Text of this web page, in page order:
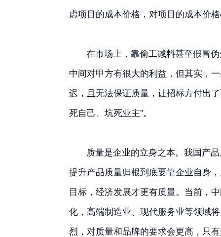
虑项目的成本价格，对项目的成本价
在市场上，靠偷工减料甚至假冒伪
中间对甲方有很大的利益，但其实，
迟，且无法保证质量，让招标方付出
死自己、坑死业主”。
质量是企业的立身之本。我国产品
提升产品质量归根到底要靠企业自身
目标，经济发展才更有质量。当前，
化，高端制造业、现代服务业等领域
烈，对质量和品牌的要求会更高，只